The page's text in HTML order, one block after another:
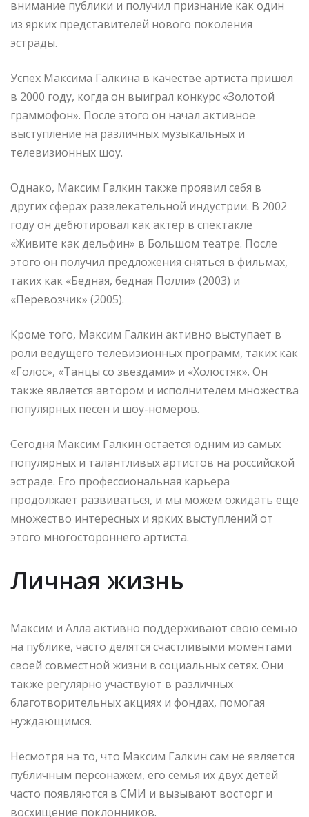
внимание публики и получил признание как один
из ярких представителей нового поколения
эстрады.
Успех Максима Галкина в качестве артиста пришел
в 2000 году, когда он выиграл конкурс «Золотой
граммофон». После этого он начал активное
выступление на различных музыкальных и
телевизионных шоу.
Однако, Максим Галкин также проявил себя в
других сферах развлекательной индустрии. В 2002
году он дебютировал как актер в спектакле
«Живите как дельфин» в Большом театре. После
этого он получил предложения сняться в фильмах,
таких как «Бедная, бедная Полли» (2003) и
«Перевозчик» (2005).
Кроме того, Максим Галкин активно выступает в
роли ведущего телевизионных программ, таких как
«Голос», «Танцы со звездами» и «Холостяк». Он
также является автором и исполнителем множества
популярных песен и шоу-номеров.
Сегодня Максим Галкин остается одним из самых
популярных и талантливых артистов на российской
эстраде. Его профессиональная карьера
продолжает развиваться, и мы можем ожидать еще
множество интересных и ярких выступлений от
этого многостороннего артиста.
Личная жизнь
Максим и Алла активно поддерживают свою семью
на публике, часто делятся счастливыми моментами
своей совместной жизни в социальных сетях. Они
также регулярно участвуют в различных
благотворительных акциях и фондах, помогая
нуждающимся.
Несмотря на то, что Максим Галкин сам не является
публичным персонажем, его семья их двух детей
часто появляются в СМИ и вызывают восторг и
восхищение поклонников.